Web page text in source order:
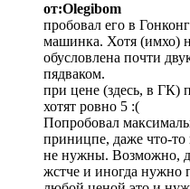
от:Olegibom
пробовал его в
машинка. Хотя (имхо)
обусловлена почти
пядваком.
при цене (здесь, в ГК)
хотят ровно 5 :(
Попробовал
приницпе, даже что-
не нужны. Возможно,
жстче и иногда нужно